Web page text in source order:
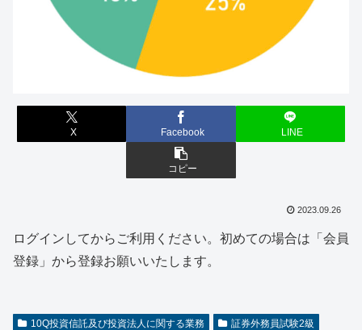
X Facebook LINE
コピー
2023.09.26
ログインしてからご利用ください。初めての場合は「会員
登録」から登録お願いいたします。
10Q投資信託及び投資法人に関する業務 証券外務員試験2級